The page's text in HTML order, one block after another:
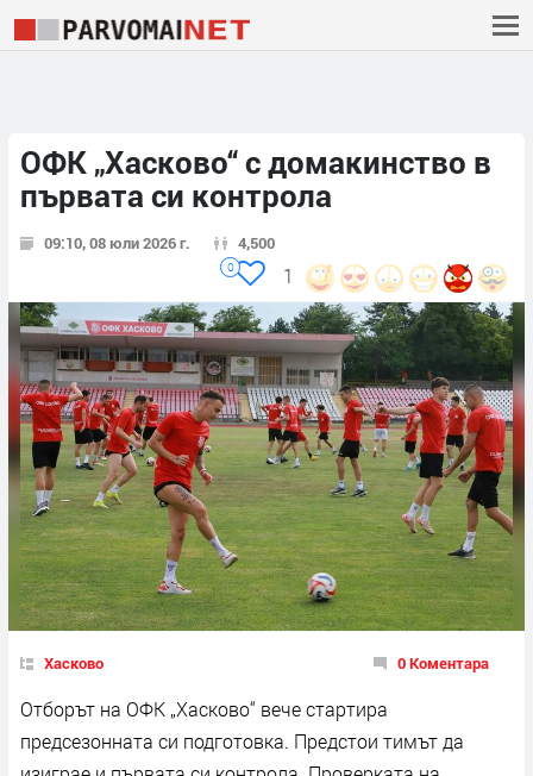
ОФК „Хасково“ с домакинство в
първата си контрола
09:10, 08 юли 2026 г. 4,500
1
0
Хасково 0 Коментара
Отборът на ОФК „Хасково“ вече стартира
предсезонната си подготовка. Предстои тимът да